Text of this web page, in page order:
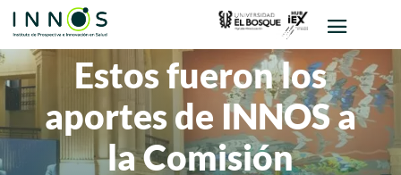
Estos fueron los
aportes de INNOS a
la Comisión